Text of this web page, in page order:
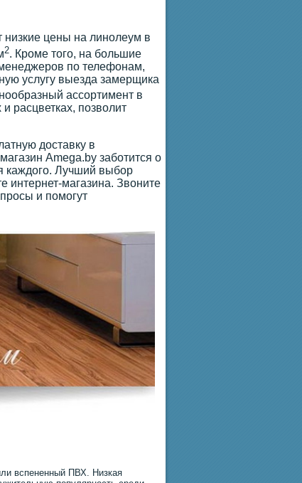
низкие цены на линолеум в
2. Кроме того, на большие
по телефонам,
услугу выезда замерщика
ассортимент в
расцветках, позволит
доставку в
Amega.by заботится о
каждого. Лучший выбор
интернет-магазина. Звоните
и помогут
вспененный ПВХ. Низкая